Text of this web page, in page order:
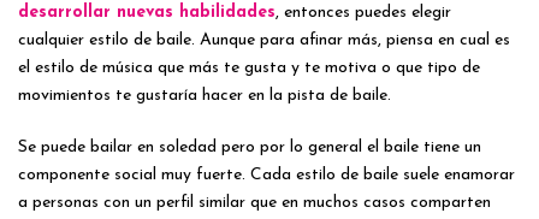
desarrollar nuevas habilidades, entonces puedes elegir
cualquier estilo de baile. Aunque para afinar más, piensa en cual es
el estilo de música que más te gusta y te motiva o que tipo de
movimientos te gustaría hacer en la pista de baile.
Se puede bailar en soledad pero por lo general el baile tiene un
componente social muy fuerte. Cada estilo de baile suele enamorar
a personas con un perfil similar que en muchos casos comparten